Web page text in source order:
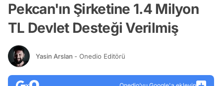
Pekcan'ın Şirketine 1.4 Milyon
TL Devlet Desteği Verilmiş
Yasin Arslan - Onedio Editörü